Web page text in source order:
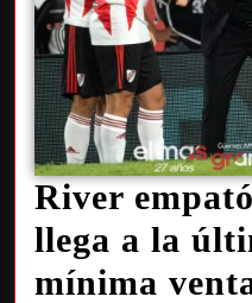
River
llega a la
mínima